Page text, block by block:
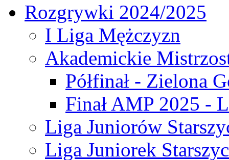
Rozgrywki 2024/2025
I Liga Mężczyzn
Akademickie
Półfinał - Zielona
Finał AMP 2025 -
Liga Juniorów
Liga Juniorek